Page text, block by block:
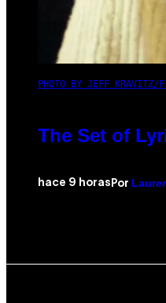
PHOTO BY JEFF KRAVITZ/
The Set of
hace 9 horas Por